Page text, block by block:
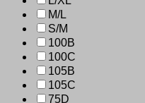
M/L
S/M
100B
100C
105B
105C
75D